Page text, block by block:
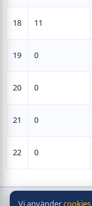
18 11
19 0
20 0
21 0
22 0
Vi användercookies